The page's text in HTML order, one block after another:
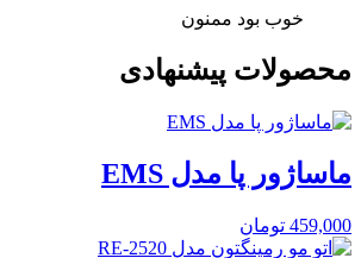
خوب بود ممنون
محصولات پیشنهادی
ماساژور پا مدل EMS
459,000 تومان